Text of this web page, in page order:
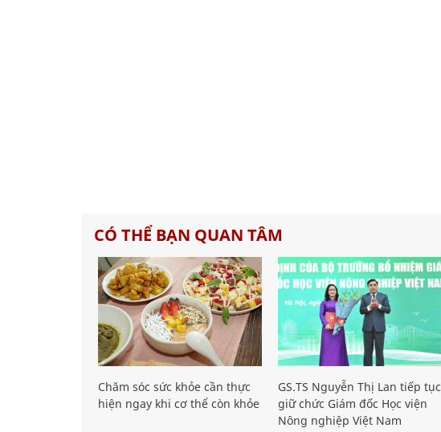
CÓ THỂ BẠN QUAN TÂM
Chăm sóc sức khỏe cần thực
hiện ngay khi cơ thể còn khỏe
GS.TS Nguyễn Thị Lan tiếp tục
giữ chức Giám đốc Học viện
Nông nghiệp Việt Nam